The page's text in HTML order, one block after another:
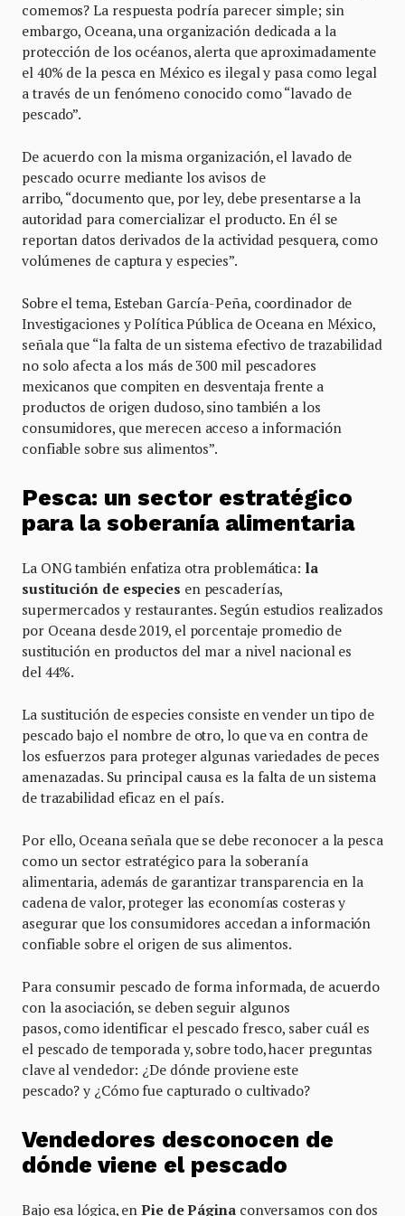
comemos? La respuesta podría parecer simple; sin
embargo, Oceana, una organización dedicada a la
protección de los océanos, alerta que aproximadamente
el 40% de la pesca en México es ilegal y pasa como legal
a través de un fenómeno conocido como “lavado de
pescado”.
De acuerdo con la misma organización, el lavado de
pescado ocurre mediante los avisos de
arribo, “documento que, por ley, debe presentarse a la
autoridad para comercializar el producto. En él se
reportan datos derivados de la actividad pesquera, como
volúmenes de captura y especies”.
Sobre el tema, Esteban García-Peña, coordinador de
Investigaciones y Política Pública de Oceana en México,
señala que “la falta de un sistema efectivo de trazabilidad
no solo afecta a los más de 300 mil pescadores
mexicanos que compiten en desventaja frente a
productos de origen dudoso, sino también a los
consumidores, que merecen acceso a información
confiable sobre sus alimentos”.
Pesca: un sector estratégico
para la soberanía alimentaria
La ONG también enfatiza otra problemática: la
sustitución de especies en pescaderías,
supermercados y restaurantes. Según estudios realizados
por Oceana desde 2019, el porcentaje promedio de
sustitución en productos del mar a nivel nacional es
del 44%.
La sustitución de especies consiste en vender un tipo de
pescado bajo el nombre de otro, lo que va en contra de
los esfuerzos para proteger algunas variedades de peces
amenazadas. Su principal causa es la falta de un sistema
de trazabilidad eficaz en el país.
Por ello, Oceana señala que se debe reconocer a la pesca
como un sector estratégico para la soberanía
alimentaria, además de garantizar transparencia en la
cadena de valor, proteger las economías costeras y
asegurar que los consumidores accedan a información
confiable sobre el origen de sus alimentos.
Para consumir pescado de forma informada, de acuerdo
con la asociación, se deben seguir algunos
pasos, como identificar el pescado fresco, saber cuál es
el pescado de temporada y, sobre todo, hacer preguntas
clave al vendedor: ¿De dónde proviene este
pescado? y ¿Cómo fue capturado o cultivado?
Vendedores desconocen de
dónde viene el pescado
Bajo esa lógica, enPie de Páginaconversamos con dos